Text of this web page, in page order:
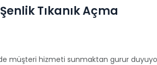
Şenlik Tıkanık Açma
müşteri hizmeti sunmaktan gurur